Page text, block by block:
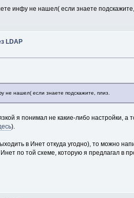
инфу не нашел( если знаете
LDAP
не нашел( если знаете подскажите, плиз.
я понимал не какие-либо настройки, а
).
в Инет откуда угодно), то можно
по той схеме, которую я предлагал в